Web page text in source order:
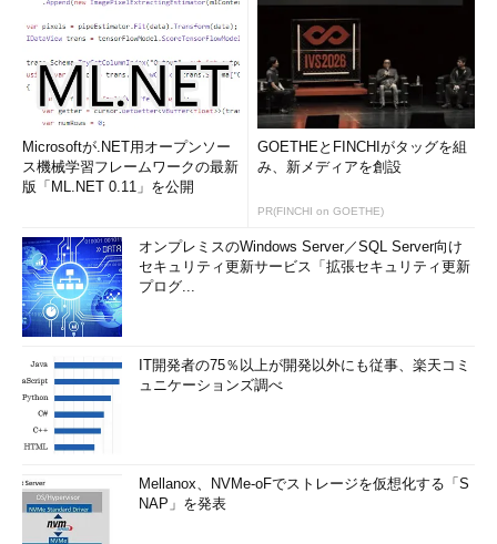
DISKPART>exit
「c:\vhd\test.vhd」の部分は、マウントしたいVHDファイルを
フルパスで指定する。［ディスクの管理］ツールの場合と同様、
VHDファイルが空いているドライブレターでマウントされる。読
マウントしたVHDファイルをアンマウント（切断）するには、
以下のコマンドを実行すればよい。
C:\>diskpart
DISKPART>
select vdisk file="c:\vhd\test.vhd"
DISKPART>
DISKPART>
■この記事と関連性の高い別の記事
Microsoftが.NET用オープンソー
ス機械学習フレームワークの最新
版「ML.NET 0.11」を公開
GOETHEとFINCHIがタッグを組
み、新メディアを創設
PR(FINCHI on GOETHE)
オンプレミスのWindows Server／SQL Server向け
セキュリティ更新サービス「拡張セキュリティ更新
プログ...
IT開発者の75％以上が開発以外にも従事、楽天コミ
ュニケーションズ調べ
Mellanox、NVMe-oFでストレージを仮想化する「S
NAP」を発表